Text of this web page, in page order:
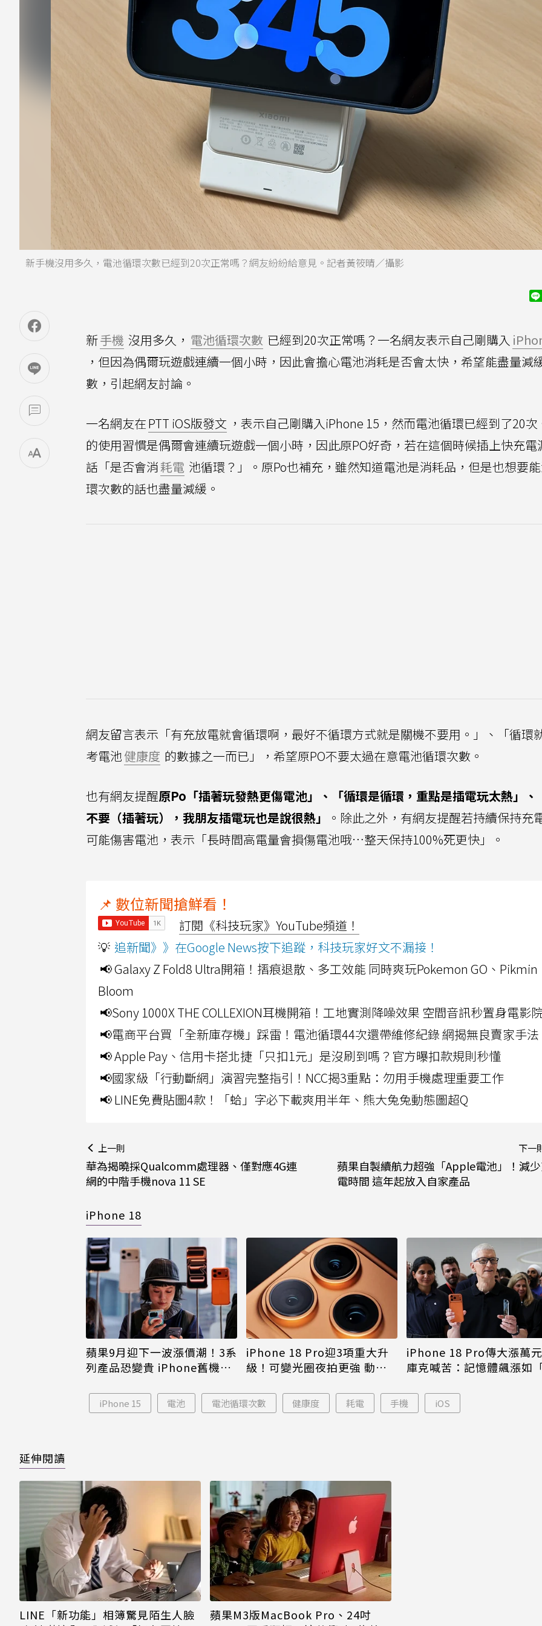
新手機沒用多久，電池循環次數已經到20次正常嗎？網友紛紛給意見。記者黃筱晴／攝影
新手機 沒用多久， 電池循環次數 已經到20次正常嗎？一名網友表示自己剛購入
，但因為偶爾玩遊戲連續一個小時，因此會擔心電池消耗是否會太快，希望能盡量減
數，引起網友討論。
一名網友在PTT iOS版發文 ，表示自己剛購入iPhone 15，然而電池循環已經到了20次
的使用習慣是偶爾會連續玩遊戲一個小時，因此原PO好奇，若在這個時候插上快充電
話「是否會消耗電 池循環？」。原Po也補充，雖然知道電池是消耗品，但是也想要
環次數的話也盡量減緩。
網友留言表示「有充放電就會循環啊，最好不循環方式就是關機不要用。」、「循環
考電池健康度 的數據之一而已」，希望原PO不要太過在意電池循環次數。
也有網友提醒原Po「插著玩發熱更傷電池」、「循環是循環，重點是插電玩太熱」、
不要（插著玩），我朋友插電玩也是說很熱」
。除此之外，有網友提醒若持續保持充
可能傷害電池，表示「長時間高電量會損傷電池哦…整天保持100%死更快」。
📌 數位新聞搶鮮看！
訂閱《科技玩家》YouTube頻道！
💡 追新聞》》在Google News按下追蹤，科技玩家好文不漏接！
📢 Galaxy Z Fold8 Ultra開箱！摺痕退散、多工效能 同時爽玩Pokemon GO、Pikmin
Bloom
📢Sony 1000X THE COLLEXION耳機開箱！工地實測降噪效果 空間音訊秒置身電影
📢電商平台買「全新庫存機」踩雷！電池循環44次還帶維修紀錄 網揭無良賣家手法
📢 Apple Pay、信用卡搭北捷「只扣1元」是沒刷到嗎？官方曝扣款規則秒懂
📢國家級「行動斷網」演習完整指引！NCC揭3重點：勿用手機處理重要工作
📢 LINE免費貼圖4款！「蛤」字必下載爽用半年、熊大兔兔動態圖超Q
上一則
華為揭曉採Qualcomm處理器、僅對應4G連
網的中階手機nova 11 SE
下一
蘋果自製續航力超強「Apple電池」！減
電時間 這年起放入自家產品
iPhone 18
蘋果9月迎下一波漲價潮！3系
列產品恐變貴 iPhone舊機難
iPhone 18 Pro迎3項重大升
級！可變光圈夜拍更強 動態
iPhone 18 Pro傳大漲萬元
庫克喊苦：記憶體飆漲如
iPhone 15 電池 電池循環次數 健康度 耗電 手機 iOS
延伸閱讀
LINE「新功能」相簿驚見陌生人臉
蘋果M3版MacBook Pro、24吋